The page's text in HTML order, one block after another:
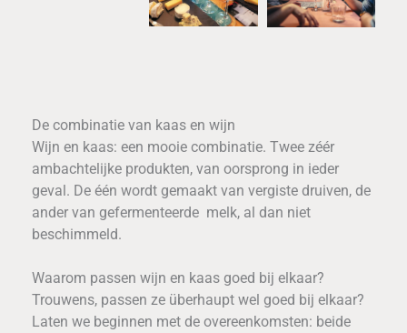
De combinatie van kaas en wijn
Wijn en kaas: een mooie combinatie. Twee zéér
ambachtelijke produkten, van oorsprong in ieder
geval. De één wordt gemaakt van vergiste druiven, de
ander van gefermenteerde melk, al dan niet
beschimmeld.
Waarom passen wijn en kaas goed bij elkaar?
Trouwens, passen ze überhaupt wel goed bij elkaar?
Laten we beginnen met de overeenkomsten: beide